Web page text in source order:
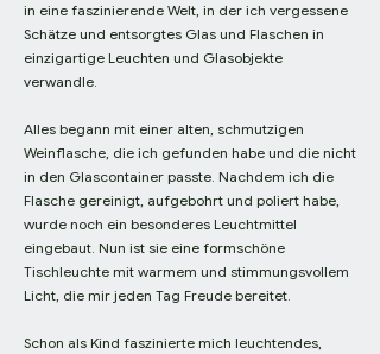
in eine faszinierende Welt, in der ich vergessene
Schätze und entsorgtes Glas und Flaschen in
einzigartige Leuchten und Glasobjekte
verwandle.
Alles begann mit einer alten, schmutzigen
Weinflasche, die ich gefunden habe und die nicht
in den Glascontainer passte. Nachdem ich die
Flasche gereinigt, aufgebohrt und poliert habe,
wurde noch ein besonderes Leuchtmittel
eingebaut. Nun ist sie eine formschöne
Tischleuchte mit warmem und stimmungsvollem
Licht, die mir jeden Tag Freude bereitet.
Schon als Kind faszinierte mich leuchtendes,